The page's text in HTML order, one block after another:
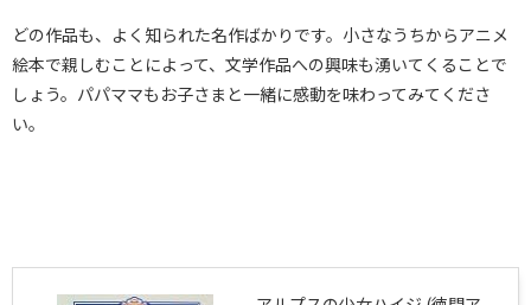
どの作品も、よく知られた名作ばかりです。小さなうちからアニメ
絵本で親しむことによって、文学作品への興味も湧いてくることで
しょう。パパママもお子さまと一緒に感動を味わってみてくださ
い。